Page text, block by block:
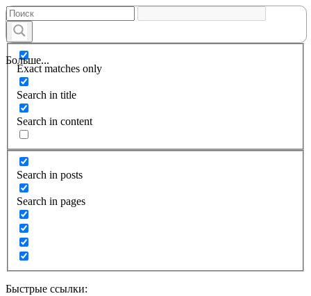
Больше...
Exact matches only
Search in title
Search in content
Search in posts
Search in pages
Быстрые ссылки: